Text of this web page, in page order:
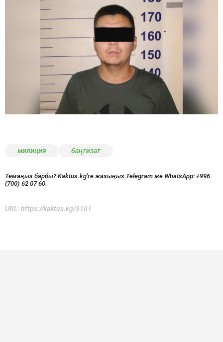
милиция баңгизат
Темаңыз барбы? Kaktus.kg'ге жазыңыз Telegram же WhatsApp: +996
(700) 62 07 60.
URL: https://kaktus.kg/3101